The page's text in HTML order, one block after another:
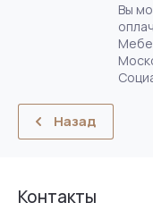
Вы
Назад
Контакты